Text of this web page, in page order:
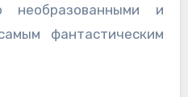
необразованными и
фантастическим